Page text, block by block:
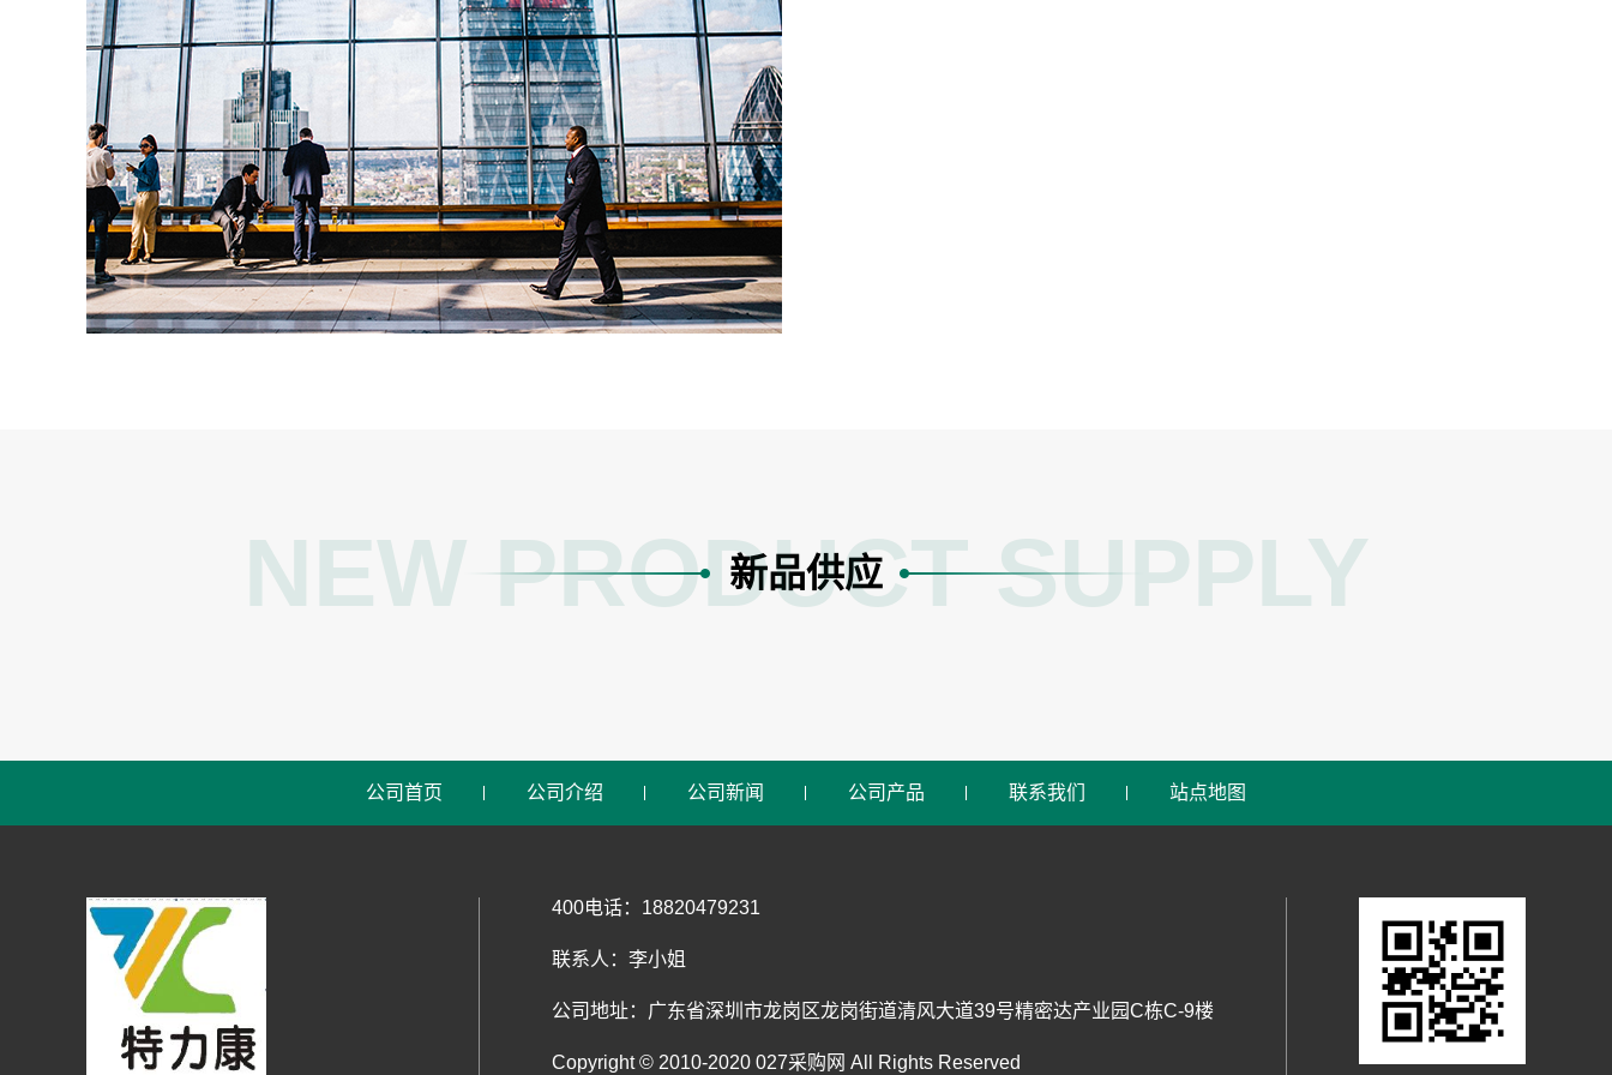
新品供应
NEW PRODUCT SUPPLY
公司首页 公司介绍 公司新闻 公司产品 联系我们 站点地图
400电话：18820479231
联系人：李小姐
公司地址：广东省深圳市龙岗区龙岗街道清风大道39号精密达产业园C栋C-9楼
Copyright © 2010-2020 027采购网 All Rights Reserved